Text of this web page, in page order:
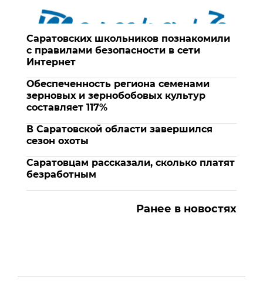
Саратовских школьников познакомили
с правилами безопасности в сети
Интернет
Обеспеченность региона семенами
зерновых и зернобобовых культур
составляет 117%
В Саратовской области завершился
сезон охоты
Саратовцам рассказали, сколько платят
безработным
Ранее в новостях